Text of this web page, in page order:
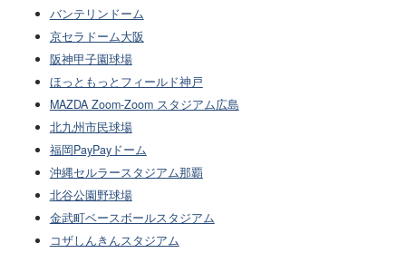
バンテリンドーム
京セラドーム大阪
阪神甲子園球場
ほっともっとフィールド神戸
MAZDA Zoom-Zoom スタジアム広島
北九州市民球場
福岡PayPayドーム
沖縄セルラースタジアム那覇
北谷公園野球場
金武町ベースボールスタジアム
コザしんきんスタジアム